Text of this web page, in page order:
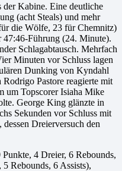
Kabine. Eine deutliche
(acht Steals) und mehr
die Wölfe, 23 für Chemnitz)
47:46-Führung (24. Minute).
Schlagabtausch. Mehrfach
Minuten vor Schluss lagen
Dunking von Kyndahl
Pastore reagierte mit
um Topscorer Isiaha Mike
George King glänzte in
Sekunden vor Schluss mit
Dreierversuch den
4 Dreier, 6 Rebounds,
Rebounds, 6 Assists),